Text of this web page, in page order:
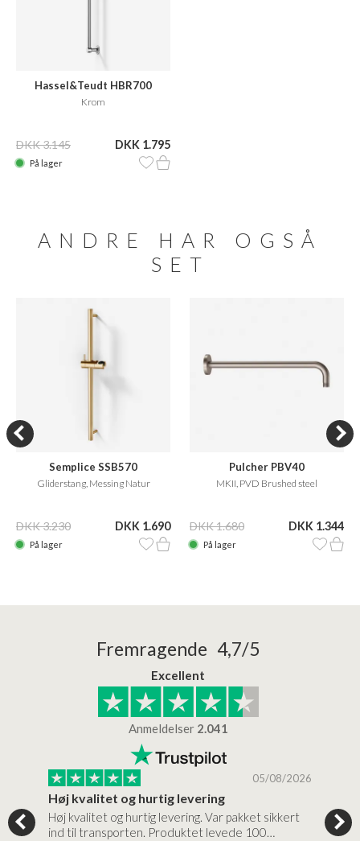
Hassel&Teudt HBR700
Krom
DKK 3.145 DKK 1.795
På lager
ANDRE HAR OGSÅ
SET
Semplice SSB570
Gliderstang, Messing Natur
DKK 3.230 DKK 1.690
På lager
Pulcher PBV40
MKII, PVD Brushed steel
DKK 1.680 DKK 1.344
På lager
Fremragende 4,7/5
Excellent
Anmeldelser 2.041
05/08/2026
Høj kvalitet og hurtig levering
Høj kvalitet og hurtig levering. Var pakket sikkert
ind til transporten. Produktet levede 100…